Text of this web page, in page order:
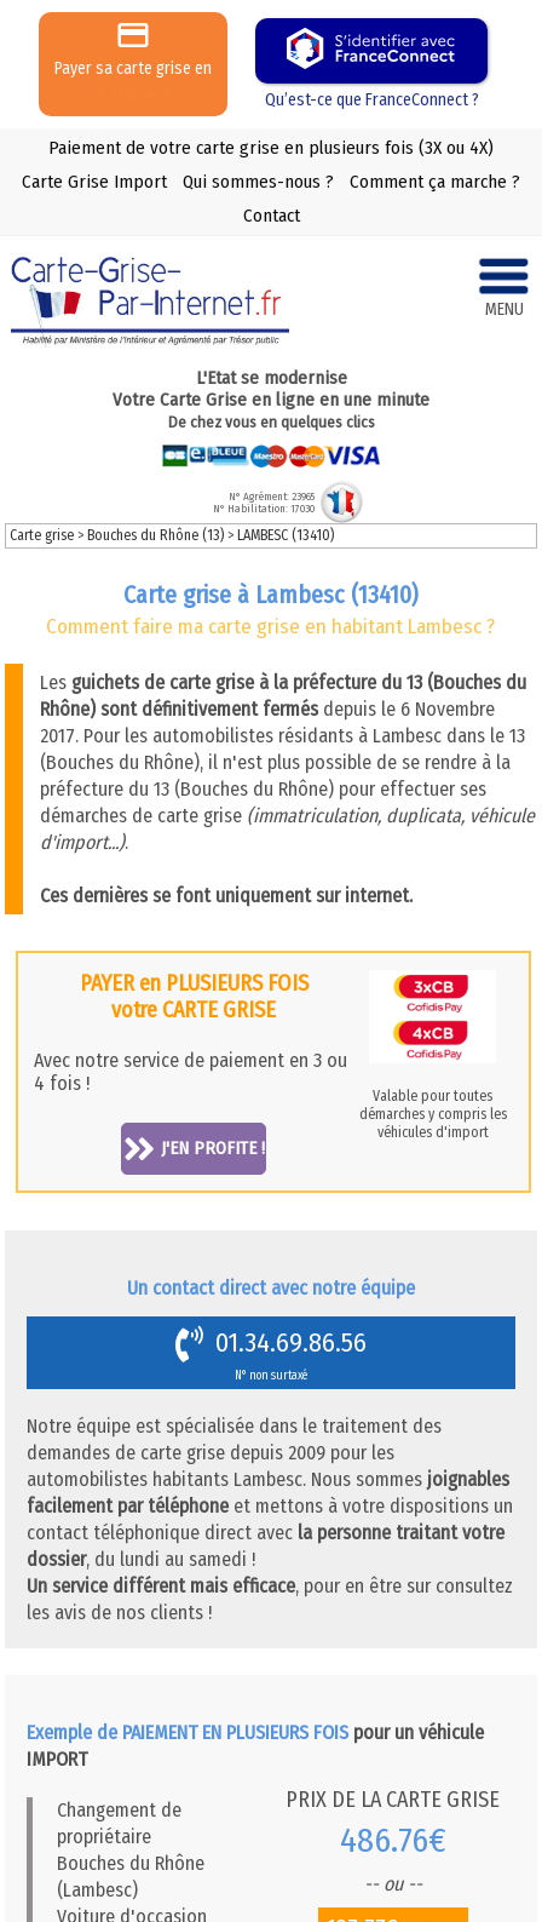
Payer sa carte grise en
Qu’est-ce que FranceConnect ?
Paiement de votre carte grise en plusieurs fois (3X ou 4X)
Carte Grise Import
Qui sommes-nous ?
Comment ça marche ?
Contact
MENU
L'Etat se modernise
Votre Carte Grise en ligne en une minute
De chez vous en quelques clics
N° Agrément: 23965
N° Habilitation: 17030
Carte grise > Bouches du Rhône (13)> LAMBESC (13410)
Carte grise à Lambesc (13410)
Comment faire ma carte grise en habitant Lambesc ?
Les guichets de carte grise à la préfecture du 13 (Bouches du
Rhône) sont définitivement fermésdepuis le 6 Novembre
2017. Pour les automobilistes résidants à Lambesc dans le 13
(Bouches du Rhône), il n'est plus possible de se rendre à la
préfecture du 13 (Bouches du Rhône) pour effectuer ses
démarches de carte grise (immatriculation, duplicata, véhicule
d'import...).
Ces dernières se font uniquement sur internet.
PAYER en PLUSIEURS FOIS
votre CARTE GRISE
Avec notre service de paiement en 3 ou
4 fois !
J'EN PROFITE !
Valable pour toutes
démarches y compris les
véhicules d'import
Un contact direct avec notre équipe
01.34.69.86.56
N° non surtaxé
Notre équipe est spécialisée dans le traitement des
demandes de carte grise depuis 2009 pour les
automobilistes habitants Lambesc. Nous sommes joignables
facilement par téléphone et mettons à votre dispositions un
contact téléphonique direct avec la personne traitant votre
dossier, du lundi au samedi !
Un service différent mais efficace, pour en être sur consultez
les avis de nos clients !
Exemple de PAIEMENT EN PLUSIEURS FOIS pour un véhicule
IMPORT
Changement de
propriétaire
Bouches du Rhône
(Lambesc)
Voiture d'occasion
PRIX DE LA CARTE GRISE
486.76€
-- ou --